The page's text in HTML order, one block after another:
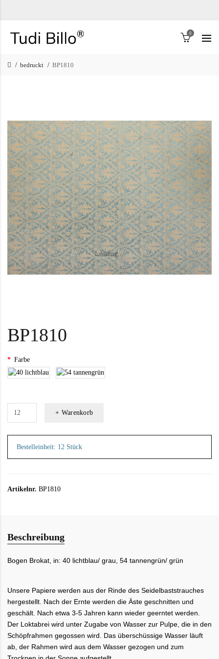
0
bedruckt BP1810
Loading...
BP1810
Farbe
+ Warenkorb
Bestelleinheit: 12 Stück
Artikelnr. BP1810
Beschreibung
Bogen Brokat, in: 40 lichtblau/ grau, 54 tannengrün/ grün
Unsere Papiere werden aus der Rinde des Seidelbaststrauches
hergestellt. Nach der Ernte werden die Äste geschnitten und
geschält. Nach etwa 3-5 Jahren kann wieder geerntet werden.
Der Loktabrei wird unter Zugabe von Wasser zur Pulpe, die in den
Schöpfrahmen gegossen wird. Das überschüssige Wasser läuft
ab, der Rahmen wird aus dem Wasser gezogen und zum